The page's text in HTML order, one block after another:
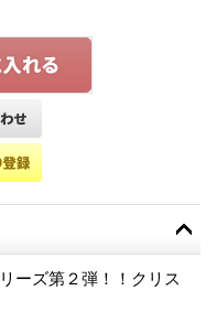
ーズ第２弾！！クリス